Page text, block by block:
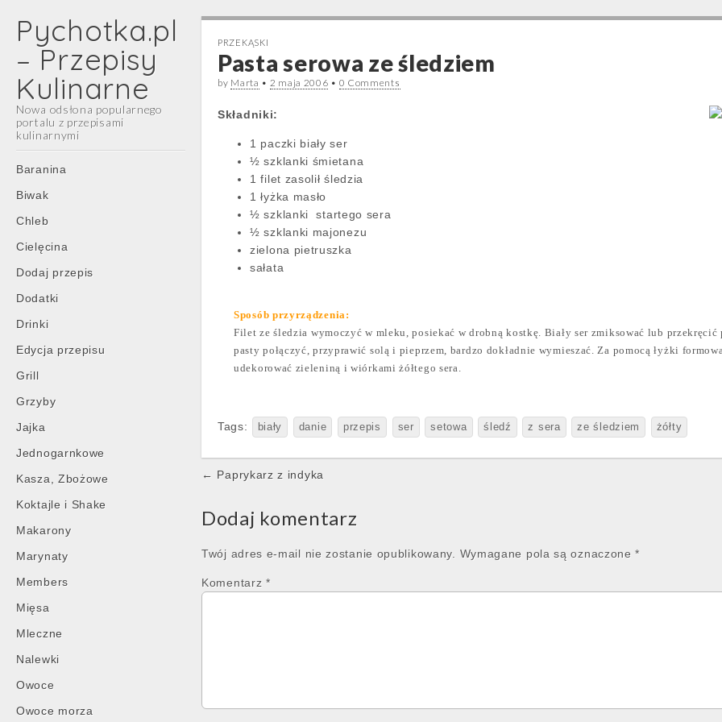
Pychotka.pl
– Przepisy
Kulinarne
Nowa odsłona popularnego
portalu z przepisami
kulinarnymi
Main
menu
Skip
content
Baranina
Biwak
Chleb
Cielęcina
Dodaj przepis
Dodatki
Drinki
Edycja przepisu
Grill
Grzyby
Jajka
Jednogarnkowe
Kasza, Zbożowe
Koktajle i Shake
Makarony
Marynaty
Members
Mięsa
Mleczne
Nalewki
Owoce
Owoce morza
PRZEKĄSKI
Pasta serowa ze śledziem
by Marta • 2 maja 2006 • 0 Comments
Składniki:
1 paczki biały ser
½ szklanki śmietana
1 filet zasolił śledzia
1 łyżka masło
½ szklanki
startego sera
½ szklanki majonezu
zielona pietruszka
sałata
Sposób przyrządzenia:
Filet ze śledzia wymoczyć w mleku, posiekać w drobną kostkę. Biały ser zmiksować lub przekręcić
pasty połączyć, przyprawić solą i pieprzem, bardzo dokładnie wymieszać. Za pomocą łyżki
udekorować zieleniną i wiórkami żółtego sera.
Tags: biały danie przepis ser setowa śledź z sera ze śledziem żółty
Post
← Paprykarz z indyka
Dodaj komentarz
Twój adres e-mail nie zostanie opublikowany. Wymagane pola są oznaczone*
Komentarz *